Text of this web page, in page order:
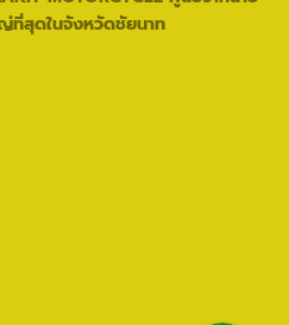
ที่สุดในจังหวัดชัยนาท